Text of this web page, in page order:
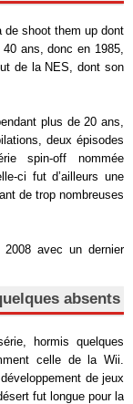
de shoot them up dont
ans, donc en 1985,
de la NES, dont son
plus de 20 ans,
deux épisodes
spin-off nommée
ci fut d’ailleurs une
de trop nombreuses
2008 avec un dernier
absents
hormis quelques
celle de la Wii.
de jeux
fut longue pour la